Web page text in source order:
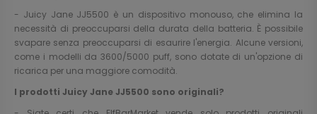
- Juicy Jane JJ5500 è un dispositivo monouso, che elimina la
necessità di preoccuparsi della durata della batteria. È possibile
svapare senza preoccuparsi di esaurire l'energia. Alcune versioni,
come i modelli da 3600/5000 puff, sono dotate di un'opzione di
ricarica per una maggiore comodità.
I prodotti Juicy Jane JJ5500 sono originali?